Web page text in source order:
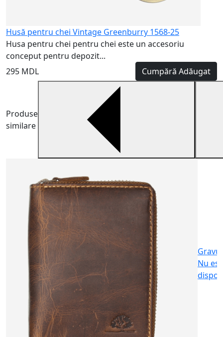
Husă pentru chei Vintage Greenburry 1568-25
Husa pentru chei pentru chei este un accesoriu
conceput pentru depozit...
295 MDL
Cumpără Adăugat
Produse
similare
Nu